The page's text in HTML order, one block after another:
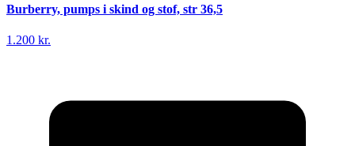
Burberry, pumps i skind og stof, str 36,5
1.200 kr.